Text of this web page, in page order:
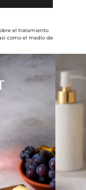
el tratamiento
como el medio de